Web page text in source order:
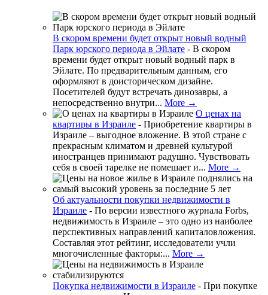
В скором времени будет открыт новый водный
Парк юрского периода в Эйлате - В скором
времени будет открыт новый водный парк в
Эйлате. По предварительным данным, его
оформляют в доисторическом дизайне.
Посетителей будут встречать динозавры, а
непосредственно внутри... More →
О ценах на
квартиры в Израиле - Приобретение квартиры в
Израиле – выгодное вложение. В этой стране с
прекрасным климатом и древней культурой
иностранцев принимают радушно. Чувствовать
себя в своей тарелке не помешает и... More →
Об актуальности покупки недвижимости в
Израиле - По версии известного журнала Forbs,
недвижимость в Израиле – это одно из наиболее
перспективных направлений капиталовложения.
Составляя этот рейтинг, исследователи учли
многочисленные факторы:... More →
Покупка недвижимости в Израиле - При покупке